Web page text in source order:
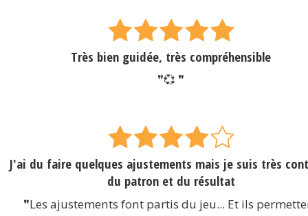
Très bien guidée, très compréhensible
❞💞 ❞
J'ai du faire quelques ajustements mais je suis très
du patron et du résultat
❞Les ajustements font partis du jeu... Et ils